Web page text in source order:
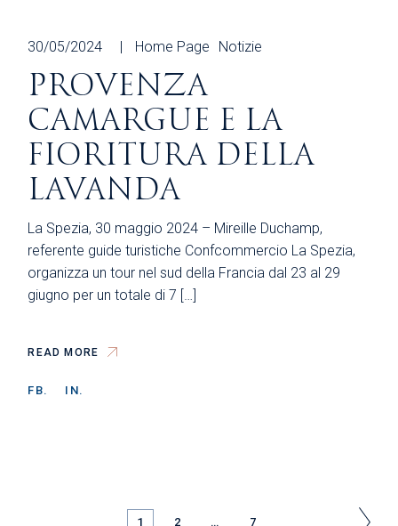
30/05/2024 Home Page Notizie
PROVENZA
CAMARGUE E LA
FIORITURA DELLA
LAVANDA
La Spezia, 30 maggio 2024 – Mireille Duchamp,
referente guide turistiche Confcommercio La Spezia,
organizza un tour nel sud della Francia dal 23 al 29
giugno per un totale di 7 […]
READ MORE
FB. IN.
1 2 … 7